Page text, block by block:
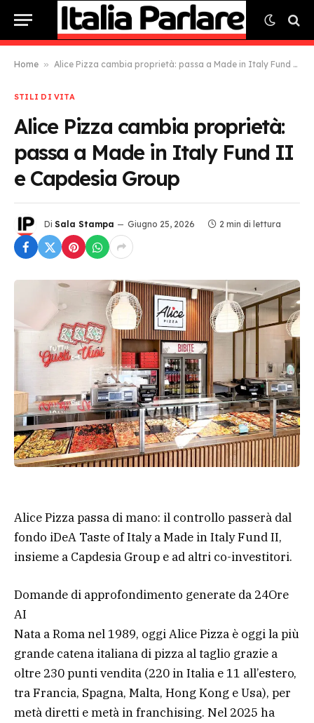
Home » Alice Pizza cambia proprietà: passa a Made in Italy Fund II e Capdesia Group
STILI DI VITA
Alice Pizza cambia proprietà:
passa a Made in Italy Fund II
e Capdesia Group
Di Sala Stampa Giugno 25, 2026 2 min di lettura
Alice Pizza passa di mano: il controllo passerà dal
fondo iDeA Taste of Italy a Made in Italy Fund II,
insieme a Capdesia Group e ad altri co-investitori.
Domande di approfondimento generate da 24Ore
AI
Nata a Roma nel 1989, oggi Alice Pizza è oggi la più
grande catena italiana di pizza al taglio grazie a
oltre 230 punti vendita (220 in Italia e 11 all’estero,
tra Francia, Spagna, Malta, Hong Kong e Usa), per
metà diretti e metà in franchising. Nel 2025 ha